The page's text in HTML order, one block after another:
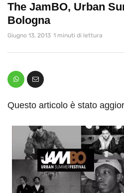
The JamBO, Urban
Bologna
Giugno 13, 2013 1 minuti di lettura
Questo articolo è stato